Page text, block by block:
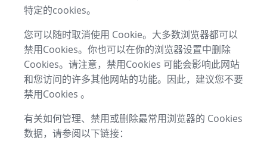
特定的cookies。
您可以随时取消使用 Cookie。大多数浏览器都可以
禁用Cookies。你也可以在你的浏览器设置中删除
Cookies。请注意，禁用Cookies 可能会影响此网站
和您访问的许多其他网站的功能。因此，建议您不要
禁用Cookies 。
有关如何管理、禁用或删除最常用浏览器的 Cookies
数据，请参阅以下链接：